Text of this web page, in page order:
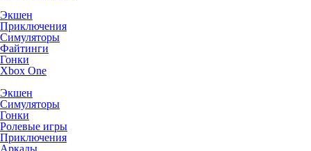
Экшен
Приключения
Симуляторы
Файтинги
Гонки
Xbox One
Экшен
Симуляторы
Гонки
Ролевые игры
Приключения
Аркады